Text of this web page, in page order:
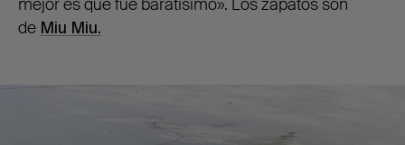
mejor es que fue baratísimo». Los zapatos son
de Miu Miu.